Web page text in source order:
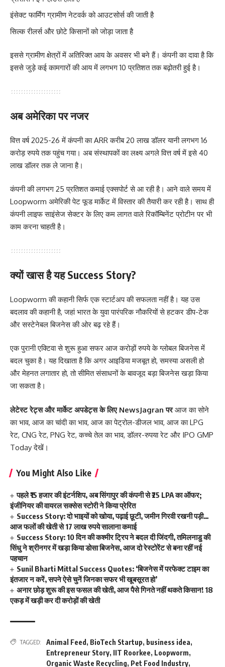
इंसेक्ट फार्मिंग ग्रामीण नेटवर्क को आउटसोर्स की जाती है
सिल्क रीलर्स और छोटे किसानों को जोड़ा जाता है
इससे ग्रामीण क्षेत्रों में अतिरिक्त आय के अवसर भी बने हैं। कंपनी का दावा है कि
इससे जुड़े कई कामगारों की आय में लगभग 10 प्रतिशत तक बढ़ोतरी हुई है।
अब अमेरिका पर नजर
वित्त वर्ष 2025-26 में कंपनी का ARR करीब 20 लाख डॉलर यानी लगभग 16
करोड़ रुपये तक पहुंच गया। अब संस्थापकों का लक्ष्य अगले वित्त वर्ष में इसे 40
लाख डॉलर तक ले जाना है।
कंपनी की लगभग 25 प्रतिशत कमाई एक्सपोर्ट से आ रही है। आने वाले समय में
Loopworm अमेरिकी पेट फूड मार्केट में विस्तार की तैयारी कर रही है। साथ ही
कंपनी लाइफ साइंसेज सेक्टर के लिए कम लागत वाले रिकॉम्बिनेंट प्रोटीन पर भी
काम करना चाहती है।
क्यों खास है यह Success Story?
Loopworm की कहानी सिर्फ एक स्टार्टअप की सफलता नहीं है। यह उस
बदलाव की कहानी है, जहां भारत के युवा पारंपरिक नौकरियों से हटकर डीप-टेक
और सस्टेनेबल बिजनेस की ओर बढ़ रहे हैं।
एक पुरानी एक्टिवा से शुरू हुआ सफर आज करोड़ों रुपये के ग्लोबल बिजनेस में
बदल चुका है। यह दिखाता है कि अगर आइडिया मजबूत हो, समस्या असली हो
और मेहनत लगातार हो, तो सीमित संसाधनों के बावजूद बड़ा बिजनेस खड़ा किया
जा सकता है।
लेटेस्ट रेट्स और मार्केट अपडेट्स के लिए NewsJagran पर आज का सोने
का भाव, आज का चांदी का भाव, आज का पेट्रोल-डीजल भाव, आज का LPG
रेट, CNG रेट, PNG रेट,कच्चे तेल का भाव,डॉलर-रुपया रेट और IPO GMP
Todayदेखें।
You Might Also Like
पहले ₹15 हजार की इंटर्नशिप, अब सिंगापुर की कंपनी से ₹25 LPA का ऑफर;
इंजीनियर की वायरल सक्सेस स्टोरी ने किया प्रेरित
Success Story: दो भाइयों को खोया, पढ़ाई छूटी, जमीन गिरवी रखनी पड़ी…
आज फलों की खेती से 17 लाख रुपये सालाना कमाई
Success Story: 10 दिन की कश्मीर ट्रिप ने बदल दी जिंदगी, तमिलनाडु की
सिंधु ने श्रीनगर में खड़ा किया डोसा बिजनेस, आज दो रेस्टोरेंट से बना रहीं नई
पहचान
Sunil Bharti Mittal Success Quotes: ‘बिजनेस में परफेक्ट टाइम का
इंतजार न करें, सपने ऐसे चुनें जिनका सफर भी खूबसूरत हो’
अनार छोड़ शुरू की इस फसल की खेती, आज पैसे गिनते नहीं थकते किसान! 18
एकड़ में खड़ी कर दी करोड़ों की खेती
TAGGED: Animal Feed , BioTech Startup, business idea,
Entrepreneur Story, IIT Roorkee, Loopworm,
Organic Waste Recycling, Pet Food Industry,